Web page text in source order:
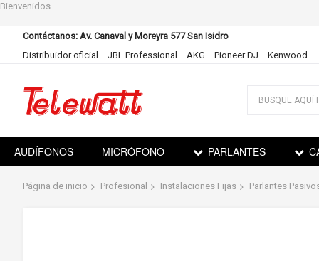
Bienvenidos
Contáctanos: Av. Canaval y Moreyra 577 San Isidro
Distribuidor oficial
JBL Professional AKG Pioneer DJ Kenwood
contenido
AUDÍFONOS MICRÓFONO PARLANTES
Página de inicio Profesional Instalaciones Fijas Parlantes